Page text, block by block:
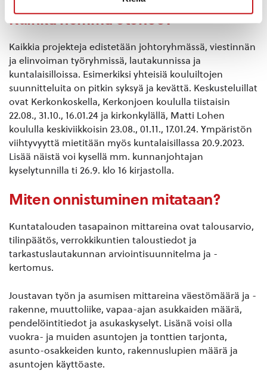
Kuinka homma etenee?
Kaikkia projekteja edistetään johtoryhmässä, viestinnän
ja elinvoiman työryhmissä, lautakunnissa ja
kuntalaisilloissa. Esimerkiksi yhteisiä kouluiltojen
suunnitteluita on pitkin syksyä ja kevättä. Keskusteluillat
ovat Kerkonkoskella, Kerkonjoen koululla tiistaisin
22.08., 31.10., 16.01.24 ja kirkonkylällä, Matti Lohen
koululla keskiviikkoisin 23.08., 01.11., 17.01.24. Ympäristön
viihtyvyyttä mietitään myös kuntalaisillassa 20.9.2023.
Lisää näistä voi kysellä mm. kunnanjohtajan
kyselytunnilla ti 26.9. klo 16 kirjastolla.
Miten onnistuminen mitataan?
Kuntatalouden tasapainon mittareina ovat talousarvio,
tilinpäätös, verrokkikuntien taloustiedot ja
tarkastuslautakunnan arviointisuunnitelma ja -
kertomus.
Joustavan työn ja asumisen mittareina väestömäärä ja -
rakenne, muuttoliike, vapaa-ajan asukkaiden määrä,
pendelöintitiedot ja asukaskyselyt. Lisänä voisi olla
vuokra- ja muiden asuntojen ja tonttien tarjonta,
asunto-osakkeiden kunto, rakennuslupien määrä ja
asuntojen käyttöaste.